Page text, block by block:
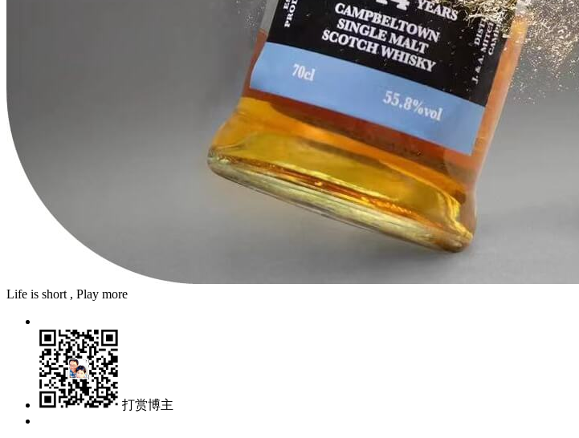
Life is short , Play more
打赏博主